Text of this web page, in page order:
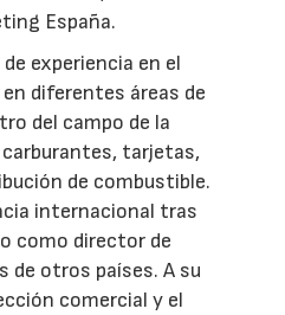
España.
experiencia en el
diferentes áreas de
del campo de la
tarjetas,
de combustible.
internacional tras
como director de
de otros países. A su
comercial y el